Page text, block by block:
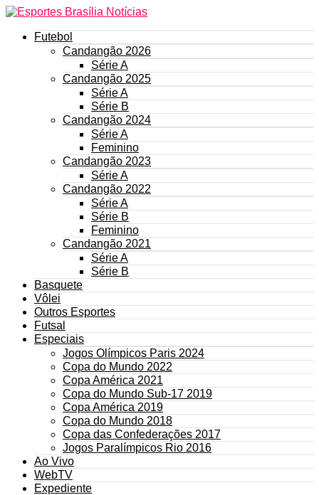
Futebol
Candangão 2026
Série A
Candangão 2025
Série A
Série B
Candangão 2024
Série A
Feminino
Candangão 2023
Série A
Candangão 2022
Série A
Série B
Feminino
Candangão 2021
Série A
Série B
Basquete
Vôlei
Outros Esportes
Futsal
Especiais
Jogos Olímpicos Paris 2024
Copa do Mundo 2022
Copa América 2021
Copa do Mundo Sub-17 2019
Copa América 2019
Copa do Mundo 2018
Copa das Confederações 2017
Jogos Paralímpicos Rio 2016
Ao Vivo
WebTV
Expediente